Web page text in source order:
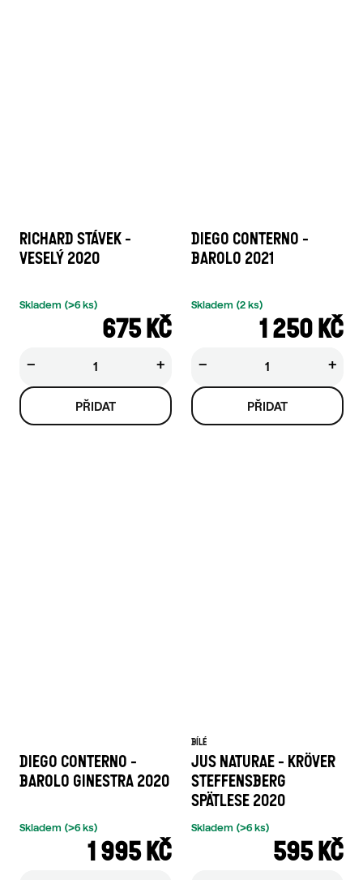
RICHARD STÁVEK -
VESELÝ 2020
675 KČ
Skladem (>6 ks)
+
−
DIEGO CONTERNO -
BAROLO 2021
1 250 KČ
Skladem (2 ks)
+
−
DIEGO CONTERNO -
BAROLO GINESTRA 2020
1 995 KČ
Skladem (>6 ks)
BÍLÉ
JUS NATURAE - KRÖVER
STEFFENSBERG
SPÄTLESE 2020
595 KČ
Skladem (>6 ks)